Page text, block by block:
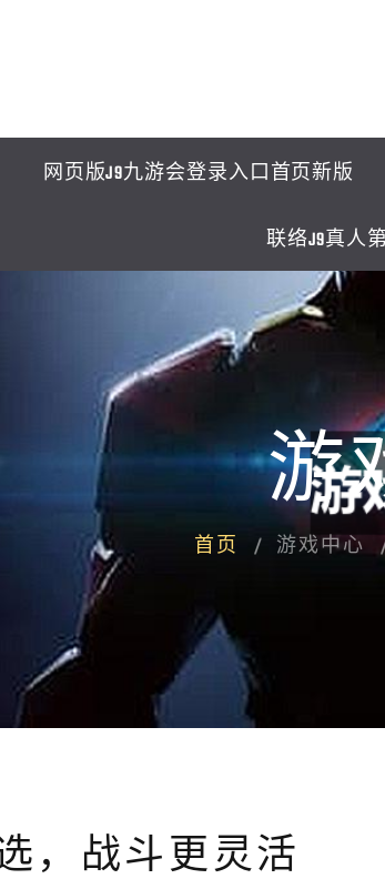
网页版J9九游会登录入口首页新版
联络J9真人
游
首页 游戏中心
，战斗更灵活